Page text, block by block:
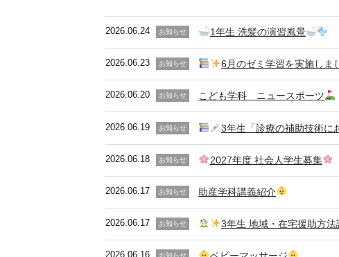
2026.06.24 お知らせ 1年生 洗髪の演習風景
2026.06.23 お知らせ 6月のゼミ学習を実施しま
2026.06.20 お知らせ こども学科 ニュースポーツ
2026.06.19 お知らせ 3年生「診療の補助技術に
2026.06.18 お知らせ 2027年度 社会人学生募集
2026.06.17 お知らせ 助産学科講義紹介
2026.06.17 お知らせ 3年生 地域・在宅援助方
2026.06.16 お知らせ